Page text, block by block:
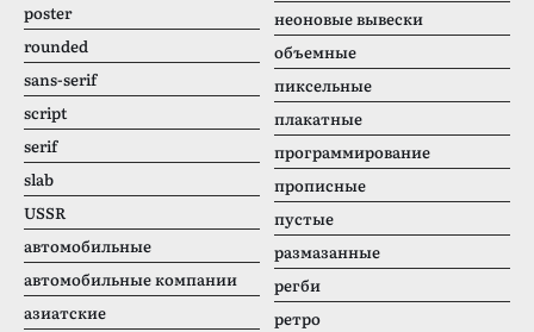
poster
rounded
sans-serif
script
serif
slab
USSR
автомобильные
автомобильные компании
азиатские
неоновые вывески
объемные
пиксельные
плакатные
программирование
прописные
пустые
размазанные
регби
ретро